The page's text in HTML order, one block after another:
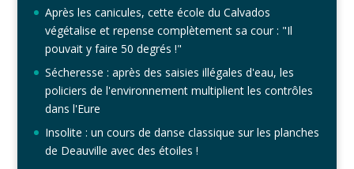
Après les canicules, cette école du Calvados
végétalise et repense complètement sa cour : "Il
pouvait y faire 50 degrés !"
Sécheresse : après des saisies illégales d'eau, les
policiers de l'environnement multiplient les contrôles
dans l'Eure
Insolite : un cours de danse classique sur les planches
de Deauville avec des étoiles !